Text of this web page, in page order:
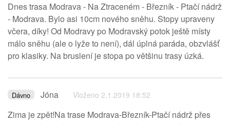
Dnes trasa Modrava - Na Ztraceném - Březník - Ptačí nádrž
- Modrava. Bylo asi 10cm nového sněhu. Stopy upraveny
včera, díky! Od Modravy po Modravský potok ještě místy
málo sněhu (ale o lyže to není), dál úplná paráda, obzvlášť
pro klasiky. Na bruslení je stopa po většinu trasy úzká.
Dávno Jóna Vloženo 2.1.2019 18:52
Zima je zpět!Na trase Modrava-Březník-Ptačí nádrž přes